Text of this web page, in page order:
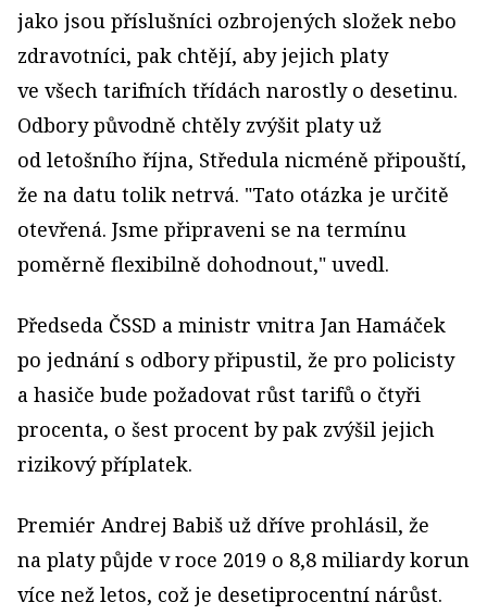
jako jsou příslušníci ozbrojených složek nebo
zdravotníci, pak chtějí, aby jejich platy
ve všech tarifních třídách narostly o desetinu.
Odbory původně chtěly zvýšit platy už
od letošního října, Středula nicméně připouští,
že na datu tolik netrvá. "Tato otázka je určitě
otevřená. Jsme připraveni se na termínu
poměrně flexibilně dohodnout," uvedl.
Předseda ČSSD a ministr vnitra Jan Hamáček
po jednání s odbory připustil, že pro policisty
a hasiče bude požadovat růst tarifů o čtyři
procenta, o šest procent by pak zvýšil jejich
rizikový příplatek.
Premiér Andrej Babiš už dříve prohlásil, že
na platy půjde v roce 2019 o 8,8 miliardy korun
více než letos, což je desetiprocentní nárůst.